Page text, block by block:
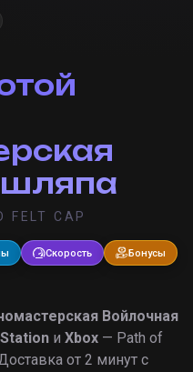
FELT CAP
Скорость Бонусы
Войлочная
и Xbox — Path of
от 2 минут с